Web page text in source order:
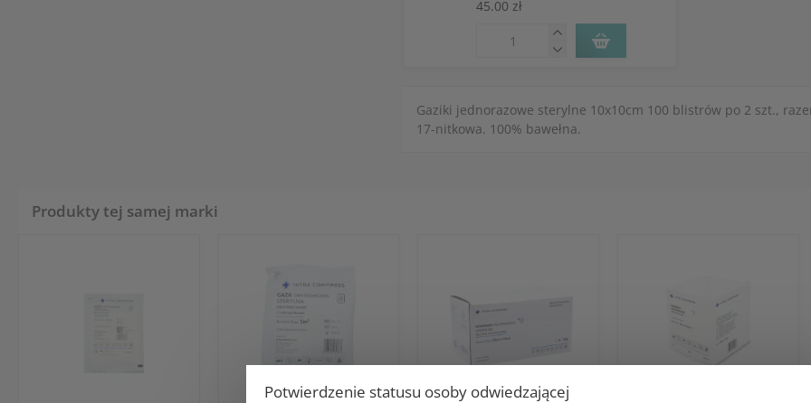
Potwierdzenie statusu osoby odwiedzającej
45.00 zł
Gaziki jednorazowe sterylne 10x10cm 100 blistrów po 2 szt.,
17-nitkowa. 100% bawełna.
Produkty tej samej marki